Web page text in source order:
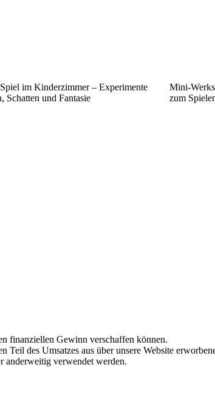
im Kinderzimmer – Experimente
Schatten und Fantasie
Mini-
zum
finanziellen Gewinn verschaffen können.
des Umsatzes aus über unsere Website
anderweitig verwendet werden.